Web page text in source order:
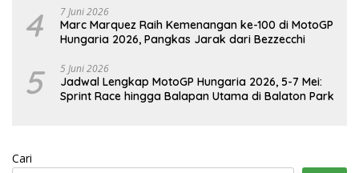
4 7 Juni 2026
Marc Marquez Raih Kemenangan ke-100 di MotoGP
Hungaria 2026, Pangkas Jarak dari Bezzecchi
5 5 Juni 2026
Jadwal Lengkap MotoGP Hungaria 2026, 5-7 Mei:
Sprint Race hingga Balapan Utama di Balaton Park
Cari